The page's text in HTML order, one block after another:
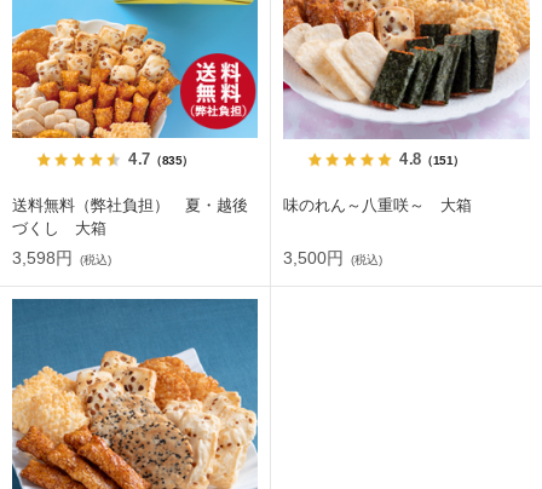
4.7 （835）
送料無料（弊社負担） 夏・越後
づくし 大箱
3,598円 (税込)
4.8 （151）
味のれん～八重咲～ 大箱
3,500円 (税込)